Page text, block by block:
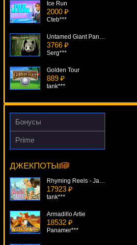
Ice Run
2000 ₽
Cteb***
3766 ₽
Serg***
Golden Tour
889 ₽
tank***
Around the World.
3887 ₽
Silver Fang
222 ₽
beautif***
Бонусы
Prime
ДЖЕКПОТЫ
Hellboy
Serg***
Rhyming Reels - Jack And Jill
17923 ₽
tank***
Armadillo Artie
18532 ₽
Panamer***